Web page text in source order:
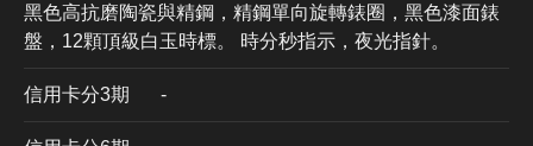
黑色高抗磨陶瓷與精鋼，精鋼單向旋轉錶圈，黑色漆面錶
盤，12顆頂級白玉時標。 時分秒指示，夜光指針。
信用卡分3期 ​-